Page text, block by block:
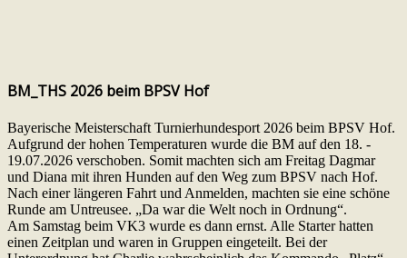
BM_THS 2026 beim BPSV Hof
Bayerische Meisterschaft Turnierhundesport 2026 beim BPSV Hof.
Aufgrund der hohen Temperaturen wurde die BM auf den 18. -
19.07.2026 verschoben. Somit machten sich am Freitag Dagmar
und Diana mit ihren Hunden auf den Weg zum BPSV nach Hof.
Nach einer längeren Fahrt und Anmelden, machten sie eine schöne
Runde am Untreusee. „Da war die Welt noch in Ordnung“.
Am Samstag beim VK3 wurde es dann ernst. Alle Starter hatten
einen Zeitplan und waren in Gruppen eingeteilt. Bei der